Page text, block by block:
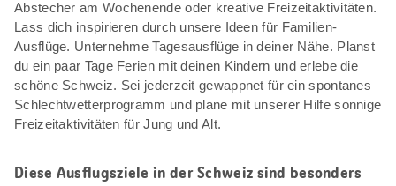
Abstecher am Wochenende oder kreative Freizeitaktivitäten.
Lass dich inspirieren durch unsere Ideen für Familien-
Ausflüge. Unternehme Tagesausflüge in deiner Nähe. Planst
du ein paar Tage Ferien mit deinen Kindern und erlebe die
schöne Schweiz. Sei jederzeit gewappnet für ein spontanes
Schlechtwetterprogramm und plane mit unserer Hilfe sonnige
Freizeitaktivitäten für Jung und Alt.
Diese Ausflugsziele in der Schweiz sind besonders